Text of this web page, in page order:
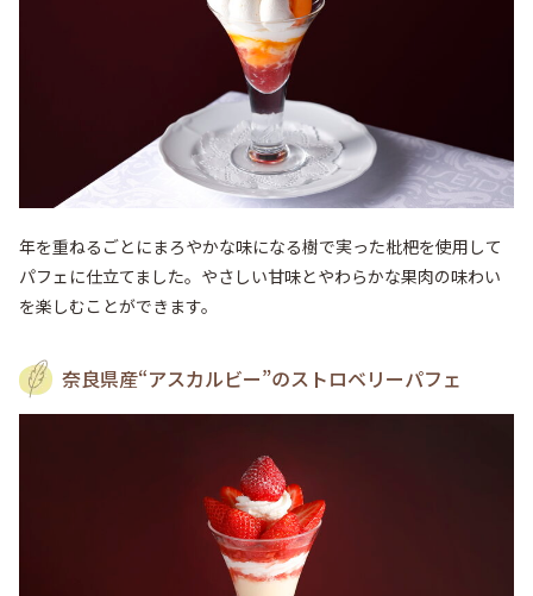
年を重ねるごとにまろやかな味になる樹で実った枇杷を使用して
パフェに仕立てました。やさしい甘味とやわらかな果肉の味わい
を楽しむことができます。
奈良県産“アスカルビー”のストロベリーパフェ